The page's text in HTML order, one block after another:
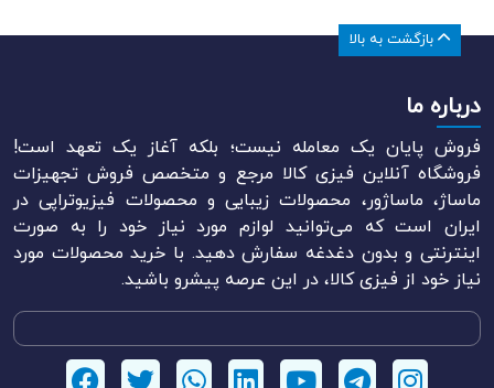
درباره ما
فروش پایان یک معامله نیست؛ بلکه آغاز یک تعهد است!
فروشگاه آنلاین فیزی کالا مرجع و متخصص فروش تجهیزات
ماساژ، ماساژور، محصولات زیبایی و محصولات فیزیوتراپی در
ایران است که می‌توانید لوازم مورد نیاز خود را به صورت
اینترنتی و بدون دغدغه سفارش دهید. با خرید محصولات مورد
نیاز خود از فیزی کالا، در این عرصه پیشرو باشید.
بازگشت به بالا